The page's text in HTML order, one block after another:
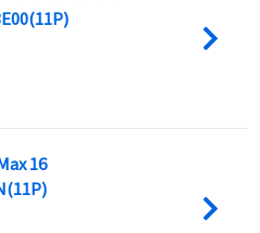
16